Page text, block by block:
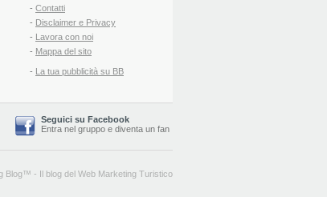
- Contatti
- Disclaimer e Privacy
- Lavora con noi
- Mappa del sito
- La tua pubblicità su BB
Seguici su Facebook
Entra nel gruppo e diventa un fan
Blog™ - Il blog del Web Marketing Turistico